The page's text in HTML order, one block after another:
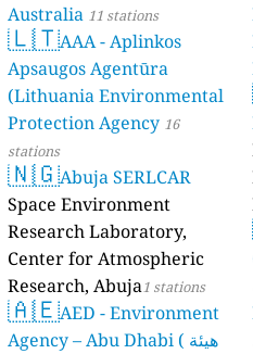
Australia 11 stations
🇱🇹AAA - Aplinkos
Apsaugos Agentūra
(Lithuania Environmental
Protection Agency 16
stations
🇳🇬Abuja SERLCAR
Space Environment
Research Laboratory,
Center for Atmospheric
Research, Abuja1 stations
🇦🇪AED - Environment
Agency – Abu Dhabi ( هيئة